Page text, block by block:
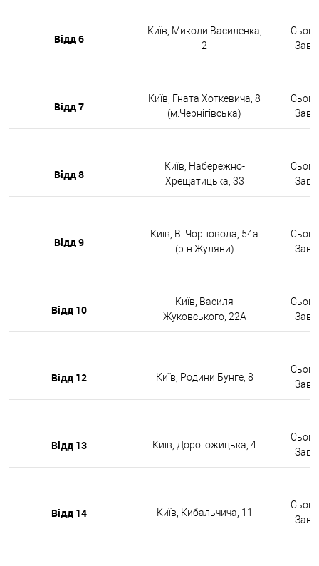
Відд 6
Київ, Миколи Василенка,
2
Відд 7
Київ, Гната Хоткевича, 8
(м.Чернігівська)
Відд 8
Київ, Набережно-
Хрещатицька, 33
Відд 9
Київ, В. Чорновола, 54а
(р-н Жуляни)
Відд 10
Київ, Василя
Жуковського, 22А
Відд 12 Київ, Родини Бунге, 8
Відд 13 Київ, Дорогожицька, 4
Відд 14 Київ, Кибальчича, 11